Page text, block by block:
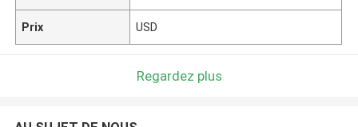
Prix USD
Regardez plus